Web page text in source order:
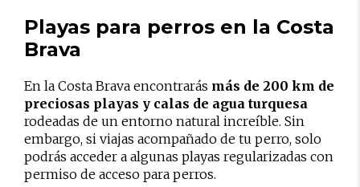
Playas para perros en la Costa
Brava
En la Costa Brava encontrarás más de 200 km de
preciosas playas y calas de agua turquesa
rodeadas de un entorno natural increíble. Sin
embargo, si viajas acompañado de tu perro, solo
podrás acceder a algunas playas regularizadas con
permiso de acceso para perros.